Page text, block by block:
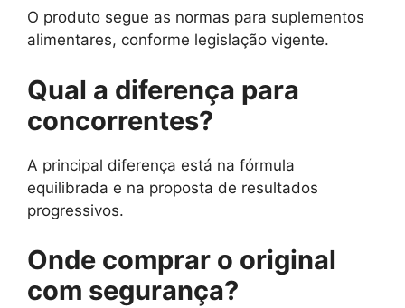
O produto segue as normas para suplementos
alimentares, conforme legislação vigente.
Qual a diferença para
concorrentes?
A principal diferença está na fórmula
equilibrada e na proposta de resultados
progressivos.
Onde comprar o original
com segurança?